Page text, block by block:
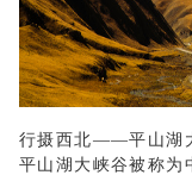
行摄西北——平山湖
平山湖大峡谷被称为